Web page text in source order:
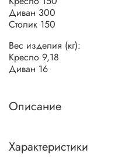
Диван 300
Столик 150
Вес изделия (кг):
Кресло 9,18
Диван 16
Описание
Характеристики